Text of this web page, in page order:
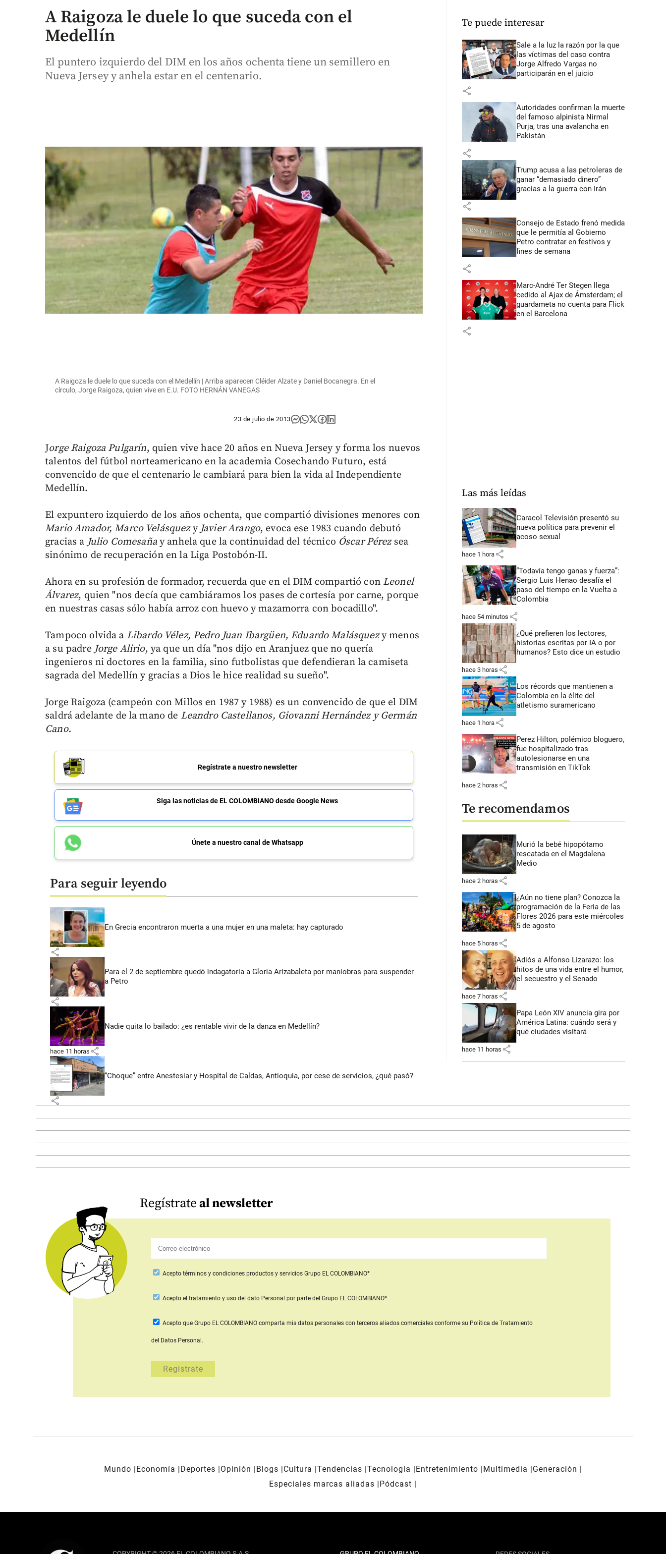
A Raigoza le duele lo que suceda con el
Medellín
El puntero izquierdo del DIM en los años ochenta tiene un semillero en
Nueva Jersey y anhela estar en el centenario.
A Raigoza le duele lo que suceda con el Medellín | Arriba aparecen Cléider Alzate y Daniel Bocanegra. En el
círculo, Jorge Raigoza, quien vive en E.U. FOTO HERNÁN VANEGAS
23 de julio de 2013
Jorge Raigoza Pulgarín, quien vive hace 20 años en Nueva Jersey y forma los nuevos
talentos del fútbol norteamericano en la academia Cosechando Futuro, está
convencido de que el centenario le cambiará para bien la vida al Independiente
Medellín.
El expuntero izquierdo de los años ochenta, que compartió divisiones menores con
Mario Amador, Marco VelásquezyJavier Arango, evoca ese 1983 cuando debutó
gracias aJulio Comesañay anhela que la continuidad del técnico Óscar Pérezsea
sinónimo de recuperación en la Liga Postobón-II.
Ahora en su profesión de formador, recuerda que en el DIM compartió con Leonel
Álvarez, quien "nos decía que cambiáramos los pases de cortesía por carne, porque
en nuestras casas sólo había arroz con huevo y mazamorra con bocadillo".
Tampoco olvida a Libardo Vélez, Pedro Juan Ibargüen, Eduardo Malásquezy menos
a su padreJorge Alirio, ya que un día "nos dijo en Aranjuez que no quería
ingenieros ni doctores en la familia, sino futbolistas que defendieran la camiseta
sagrada del Medellín y gracias a Dios le hice realidad su sueño".
Jorge Raigoza (campeón con Millos en 1987 y 1988) es un convencido de que el DIM
saldrá adelante de la mano de Leandro Castellanos, Giovanni Hernández y Germán
Cano.
Regístrate a nuestro newsletter
Siga las noticias de EL COLOMBIANO desde Google News
Únete a nuestro canal de Whatsapp
Para seguir leyendo
En Grecia encontraron muerta a una mujer en una maleta: hay capturado
share
Para el 2 de septiembre quedó indagatoria a Gloria Arizabaleta por maniobras para suspender
a Petro
share
Nadie quita lo bailado: ¿es rentable vivir de la danza en Medellín?
hace 11 horas share
“Choque” entre Anestesiar y Hospital de Caldas, Antioquia, por cese de servicios, ¿qué pasó?
share
Te puede interesar
Sale a la luz la razón por la que
las víctimas del caso contra
Jorge Alfredo Vargas no
participarán en el juicio
share
Autoridades confirman la muerte
del famoso alpinista Nirmal
Purja, tras una avalancha en
Pakistán
share
Trump acusa a las petroleras de
ganar “demasiado dinero”
gracias a la guerra con Irán
share
Consejo de Estado frenó medida
que le permitía al Gobierno
Petro contratar en festivos y
fines de semana
share
Marc-André Ter Stegen llega
cedido al Ajax de Ámsterdam; el
guardameta no cuenta para Flick
en el Barcelona
share
Las más leídas
Caracol Televisión presentó su
nueva política para prevenir el
acoso sexual
hace 1 hora share
“Todavía tengo ganas y fuerza”:
Sergio Luis Henao desafía el
paso del tiempo en la Vuelta a
Colombia
hace 54 minutos share
¿Qué prefieren los lectores,
historias escritas por IA o por
humanos? Esto dice un estudio
hace 3 horas share
Los récords que mantienen a
Colombia en la élite del
atletismo suramericano
hace 1 hora share
Perez Hilton, polémico bloguero,
fue hospitalizado tras
autolesionarse en una
transmisión en TikTok
hace 2 horas share
Te recomendamos
Murió la bebé hipopótamo
rescatada en el Magdalena
Medio
hace 2 horas share
¿Aún no tiene plan? Conozca la
programación de la Feria de las
Flores 2026 para este miércoles
5 de agosto
hace 5 horas share
Adiós a Alfonso Lizarazo: los
hitos de una vida entre el humor,
el secuestro y el Senado
hace 7 horas share
Papa León XIV anuncia gira por
América Latina: cuándo será y
qué ciudades visitará
hace 11 horas share
Regístrateal newsletter
Acepto términos y condiciones productos y servicios Grupo EL COLOMBIANO*
Aceptoel tratamiento y uso del dato Personal por parte del Grupo EL COLOMBIANO*
Acepto que Grupo EL COLOMBIANO comparta mis datos personales con terceros aliados comercialesconforme su Política de Tratamiento
del Datos Personal.
Mundo Economía Deportes Opinión Blogs Cultura Tendencias Tecnología Entretenimiento Multimedia
Generación
Especiales marcas aliadas
Pódcast